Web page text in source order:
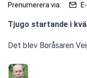
Prenumerera via:
Tjugo startande i
Det blev Boråsaren